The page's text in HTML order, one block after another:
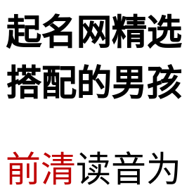
起名网精
搭配的男
前清读音为